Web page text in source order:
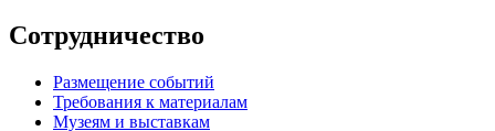
Сотрудничество
Размещение событий
Требования к материалам
Музеям и выставкам